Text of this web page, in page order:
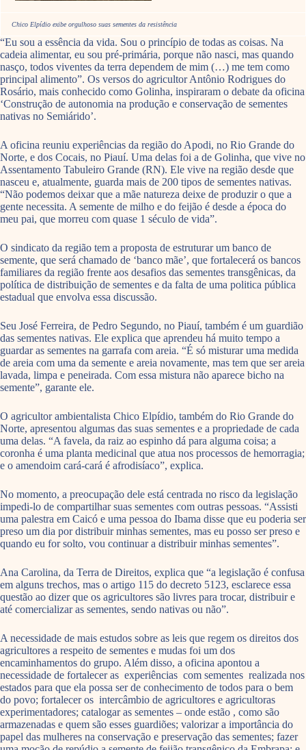
Chico Elpídio exibe orgulhoso suas sementes da resistência
“Eu sou a essência da vida. Sou o princípio de todas as coisas. Na
cadeia alimentar, eu sou pré-primária, porque não nasci, mas quando
nasço, todos viventes da terra dependem de mim (…) me tem como
principal alimento”. Os versos do agricultor Antônio Rodrigues do
Rosário, mais conhecido como Golinha, inspiraram o debate da oficina
‘Construção de autonomia na produção e conservação de sementes
nativas no Semiárido’.
A oficina reuniu experiências da região do Apodi, no Rio Grande do
Norte, e dos Cocais, no Piauí. Uma delas foi a de Golinha, que vive no
Assentamento Tabuleiro Grande (RN). Ele vive na região desde que
nasceu e, atualmente, guarda mais de 200 tipos de sementes nativas.
“Não podemos deixar que a mãe natureza deixe de produzir o que a
gente necessita. A semente de milho e do feijão é desde a época do
meu pai, que morreu com quase 1 século de vida”.
O sindicato da região tem a proposta de estruturar um banco de
semente, que será chamado de ‘banco mãe’, que fortalecerá os bancos
familiares da região frente aos desafios das sementes transgênicas, da
política de distribuição de sementes e da falta de uma politica pública
estadual que envolva essa discussão.
Seu José Ferreira, de Pedro Segundo, no Piauí, também é um guardião
das sementes nativas. Ele explica que aprendeu há muito tempo a
guardar as sementes na garrafa com areia. “É só misturar uma medida
de areia com uma da semente e areia novamente, mas tem que ser areia
lavada, limpa e peneirada. Com essa mistura não aparece bicho na
semente”, garante ele.
O agricultor ambientalista Chico Elpídio, também do Rio Grande do
Norte, apresentou algumas das suas sementes e a propriedade de cada
uma delas. “A favela, da raiz ao espinho dá para alguma coisa; a
coronha é uma planta medicinal que atua nos processos de hemorragia;
e o amendoim cará-cará é afrodisíaco”, explica.
No momento, a preocupação dele está centrada no risco da legislação
impedi-lo de compartilhar suas sementes com outras pessoas. “Assisti
uma palestra em Caicó e uma pessoa do Ibama disse que eu poderia ser
preso um dia por distribuir minhas sementes, mas eu posso ser preso e
quando eu for solto, vou continuar a distribuir minhas sementes”.
Ana Carolina, da Terra de Direitos, explica que “a legislação é confusa
em alguns trechos, mas o artigo 115 do decreto 5123, esclarece essa
questão ao dizer que os agricultores são livres para trocar, distribuir e
até comercializar as sementes, sendo nativas ou não”.
A necessidade de mais estudos sobre as leis que regem os direitos dos
agricultores a respeito de sementes e mudas foi um dos
encaminhamentos do grupo. Além disso, a oficina apontou a
necessidade de fortalecer as experiências com sementes realizada nos
estados para que ela possa ser de conhecimento de todos para o bem
do povo; fortalecer os intercâmbio de agricultores e agricultoras
experimentadores; catalogar as sementes – onde estão , como são
armazenadas e quem são esses guardiões; valorizar a importância do
papel das mulheres na conservação e preservação das sementes; fazer